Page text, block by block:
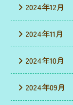
2024年12月
2024年11月
2024年10月
2024年09月